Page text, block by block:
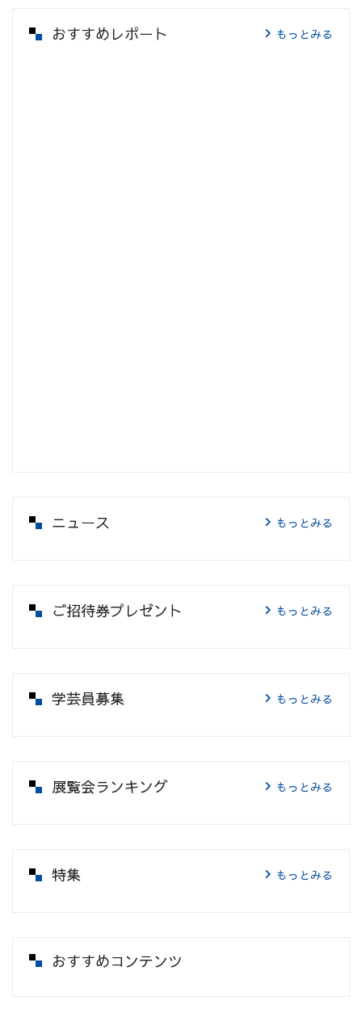
おすすめレポート もっとみる
ニュース もっとみる
ご招待券プレゼント もっとみる
学芸員募集 もっとみる
展覧会ランキング もっとみる
特集 もっとみる
おすすめコンテンツ